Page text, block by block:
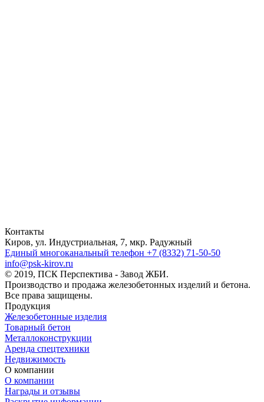
Контакты
Киров, ул. Индустриальная, 7, мкр. Радужный
Единый многоканальный телефон +7 (8332) 71-50-50
info@psk-kirov.ru
© 2019, ПСК Перспектива - Завод ЖБИ.
Производство и продажа железобетонных изделий и бетона.
Все права защищены.
Продукция
Железобетонные изделия
Товарный бетон
Металлоконструкции
Аренда спецтехники
Недвижимость
О компании
О компании
Награды и отзывы